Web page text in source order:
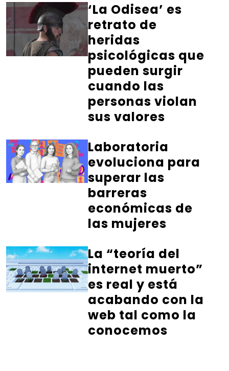
‘La Odisea’ es
retrato de
heridas
psicológicas que
pueden surgir
cuando las
personas violan
sus valores
Laboratoria
evoluciona para
superar las
barreras
económicas de
las mujeres
La “teoría del
internet muerto”
es real y está
acabando con la
web tal como la
conocemos